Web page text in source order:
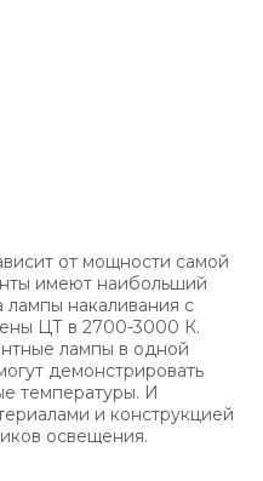
от мощности самой
имеют наибольший
лампы накаливания с
ЦТ в 2700-3000 К.
лампы в одной
демонстрировать
температуры. И
и конструкцией
освещения.